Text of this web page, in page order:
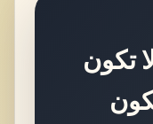
تكون